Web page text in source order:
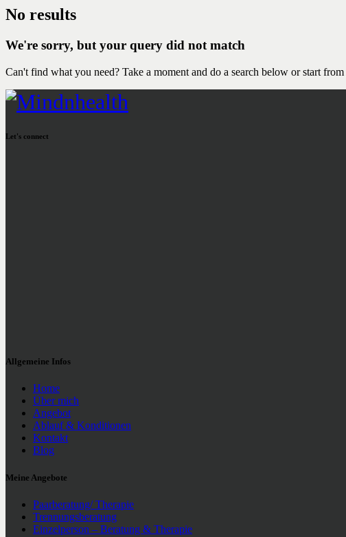
No results
We're sorry, but your query did not match
Can't find what you need? Take a moment and do a search below or start from
Let's connect
Allgemeine Infos
Home
Über mich
Angebot
Ablauf & Konditionen
Kontakt
Blog
Meine Angebote
Paarberatung/ Therapie
Trennungsberatung
Einzelperson – Beratung & Therapie